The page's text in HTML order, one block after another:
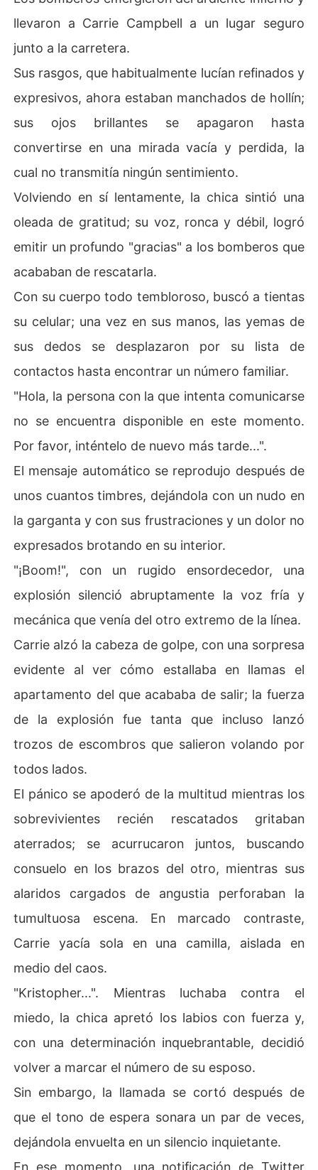
llevaron a Carrie Campbell a un lugar seguro
junto a la carretera.
Sus rasgos, que habitualmente lucían refinados y
expresivos, ahora estaban manchados de hollín;
sus ojos brillantes se apagaron hasta
convertirse en una mirada vacía y perdida, la
cual no transmitía ningún sentimiento.
Volviendo en sí lentamente, la chica sintió una
oleada de gratitud; su voz, ronca y débil, logró
emitir un profundo "gracias" a los bomberos que
acababan de rescatarla.
Con su cuerpo todo tembloroso, buscó a tientas
su celular; una vez en sus manos, las yemas de
sus dedos se desplazaron por su lista de
contactos hasta encontrar un número familiar.
"Hola, la persona con la que intenta comunicarse
no se encuentra disponible en este momento.
Por favor, inténtelo de nuevo más tarde...".
El mensaje automático se reprodujo después de
unos cuantos timbres, dejándola con un nudo en
la garganta y con sus frustraciones y un dolor no
expresados brotando en su interior.
"¡Boom!", con un rugido ensordecedor, una
explosión silenció abruptamente la voz fría y
mecánica que venía del otro extremo de la línea.
Carrie alzó la cabeza de golpe, con una sorpresa
evidente al ver cómo estallaba en llamas el
apartamento del que acababa de salir; la fuerza
de la explosión fue tanta que incluso lanzó
trozos de escombros que salieron volando por
todos lados.
El pánico se apoderó de la multitud mientras los
sobrevivientes recién rescatados gritaban
aterrados; se acurrucaron juntos, buscando
consuelo en los brazos del otro, mientras sus
alaridos cargados de angustia perforaban la
tumultuosa escena. En marcado contraste,
Carrie yacía sola en una camilla, aislada en
medio del caos.
"Kristopher...". Mientras luchaba contra el
miedo, la chica apretó los labios con fuerza y,
con una determinación inquebrantable, decidió
volver a marcar el número de su esposo.
Sin embargo, la llamada se cortó después de
que el tono de espera sonara un par de veces,
dejándola envuelta en un silencio inquietante.
En ese momento, una notificación de Twitter